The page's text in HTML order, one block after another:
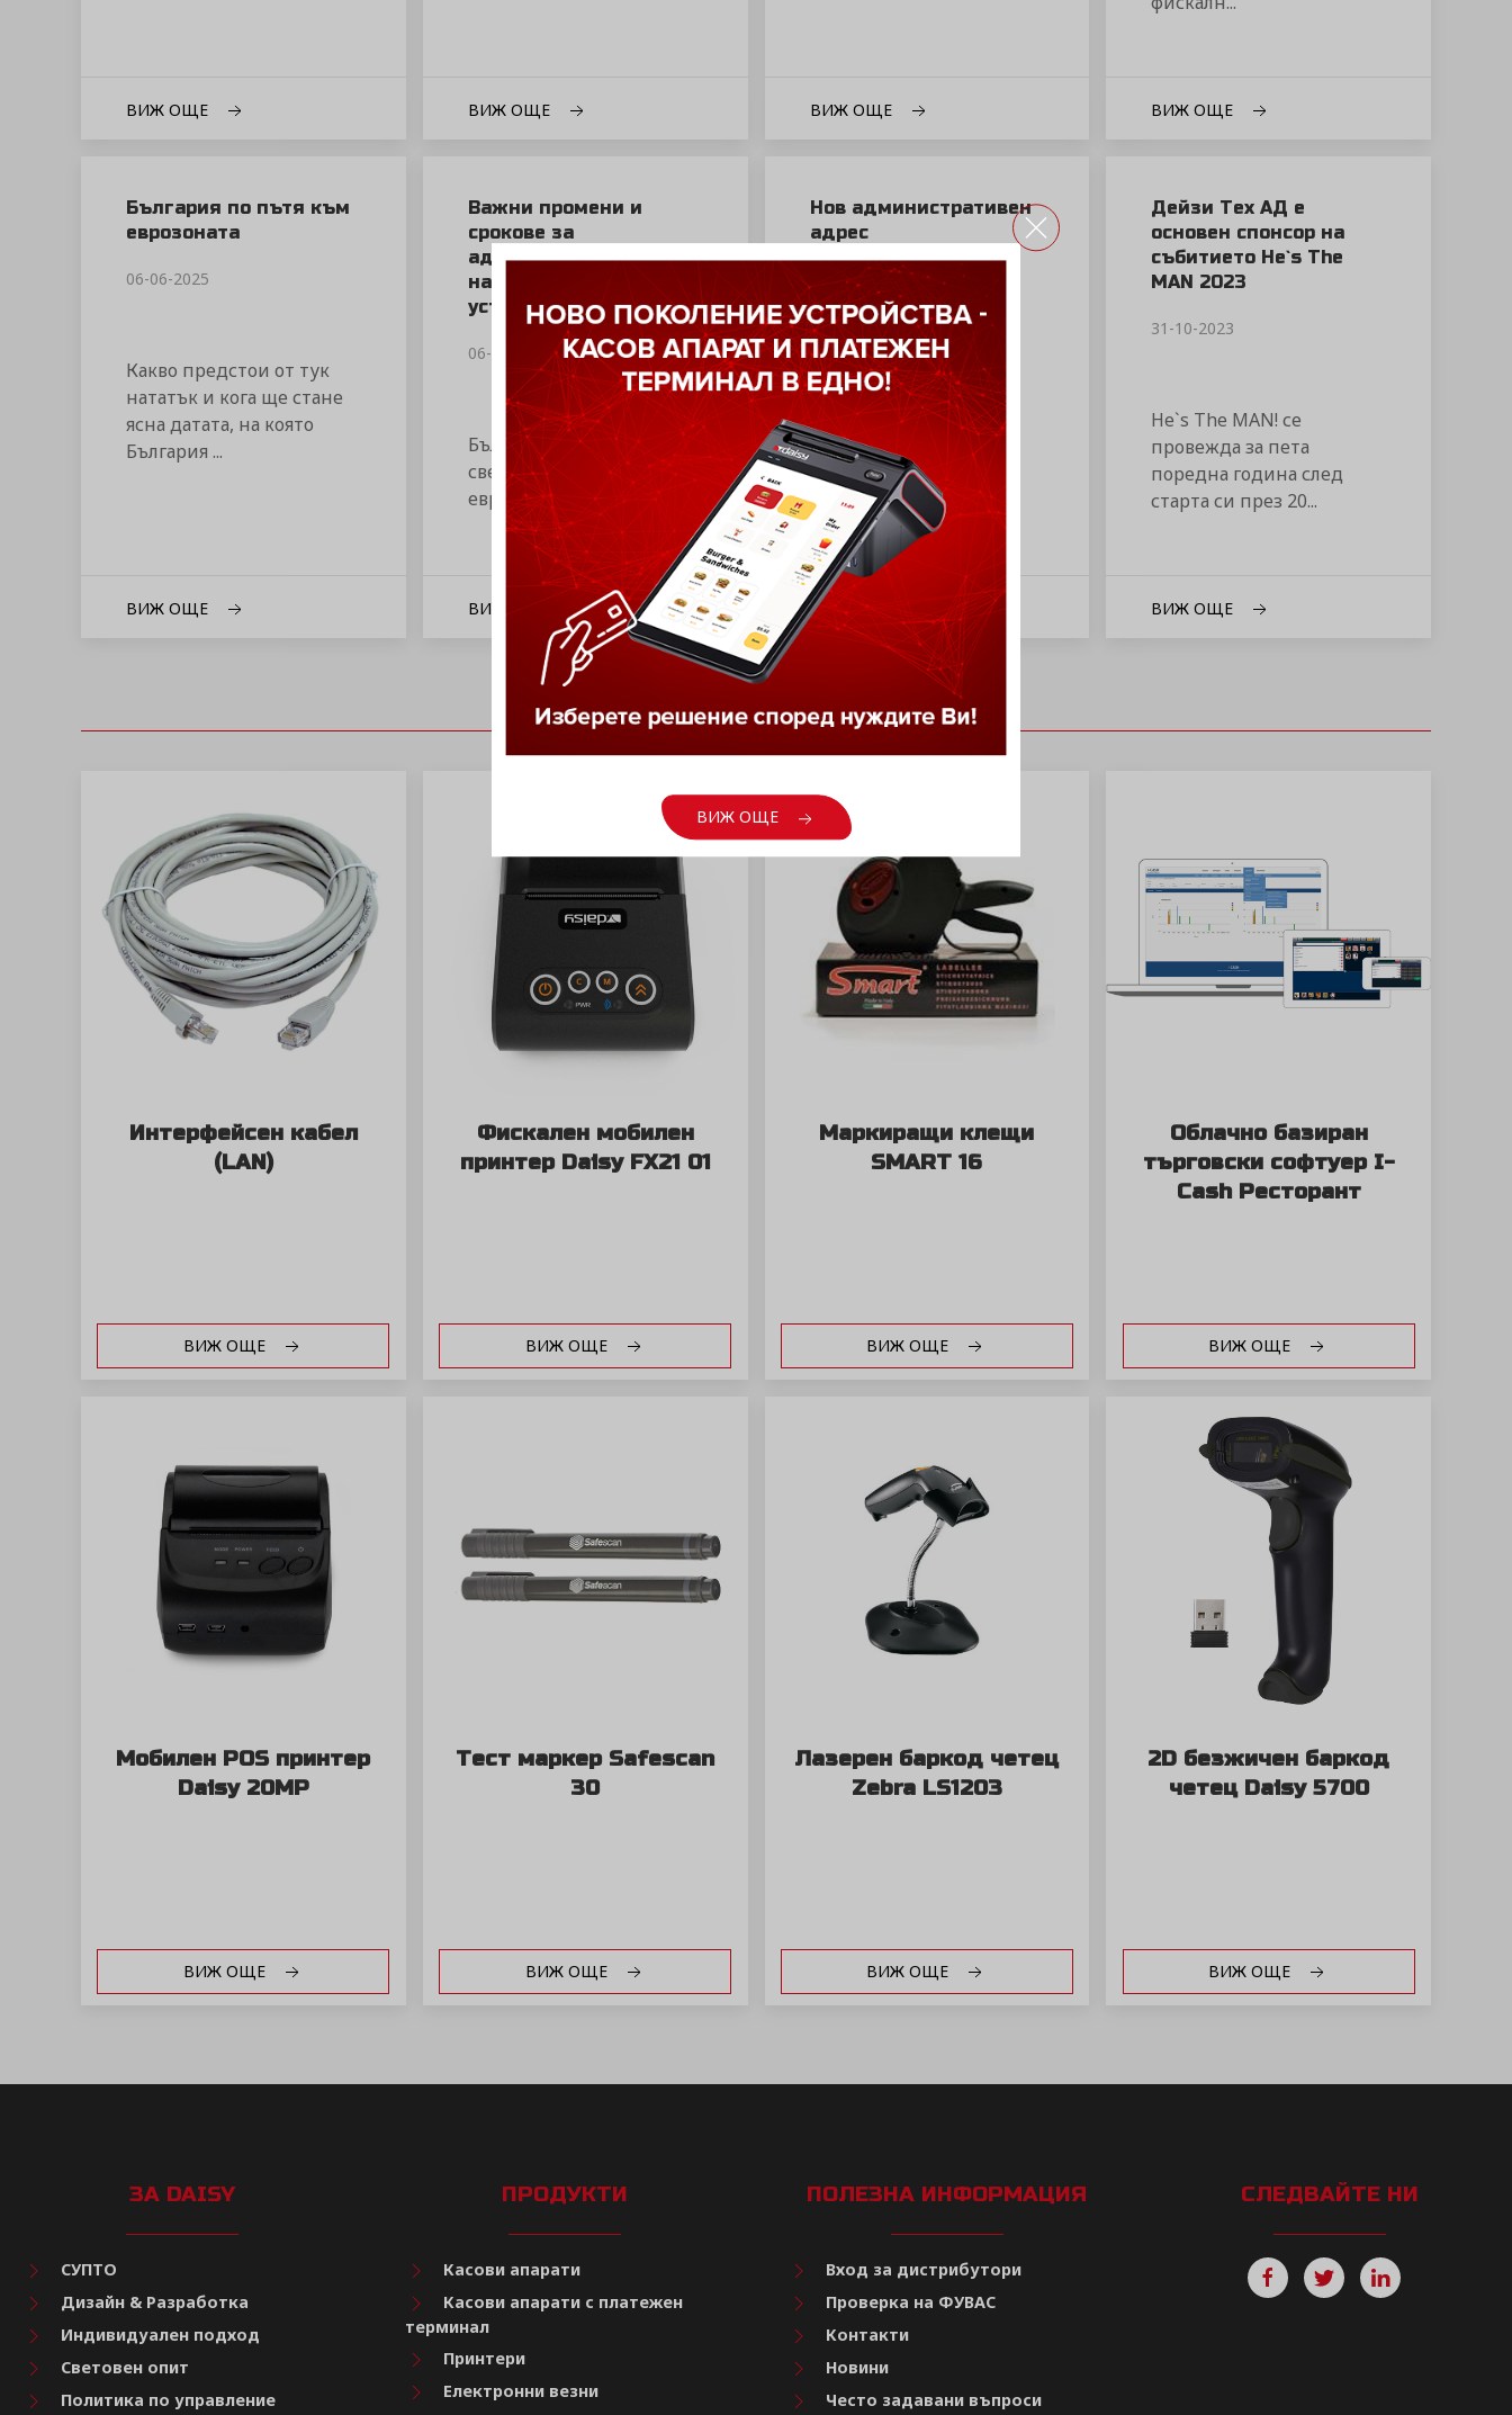
ВИЖ ОЩЕ ВИЖ ОЩЕ ВИЖ ОЩЕ ВИЖ ОЩЕ
България по пътя към
еврозоната
06-06-2025
Какво предстои от тук
нататък и кога ще стане
ясна датата, на която
България ...
ВИЖ ОЩЕ
Важни промени и
срокове за
адаптацията на
нашите фискални
устройства към Еврото
06-06-2025
България получи зелена
светлина по пътя към
еврозоната. ...
ВИЖ ОЩЕ
Нов административен
адрес
21-01-2025
До Клиентите и
партньорите ...
ВИЖ ОЩЕ
Дейзи Тех АД е
основен спонсор на
събитието He`s The
MAN 2023
31-10-2023
He`s The MAN! се
провежда за пета
поредна година след
старта си през 20...
ВИЖ ОЩЕ
ПРОДУКТИ НА ФОКУС
Интерфейсен кабел
(LAN)
ВИЖ ОЩЕ
Фискален мобилен
принтер Daisy FX21 01
ВИЖ ОЩЕ
Маркиращи клещи
SMART 16
ВИЖ ОЩЕ
Облачно базиран
търговски софтуер I-
Cash Ресторант
ВИЖ ОЩЕ
Мобилен POS принтер
Daisy 20MP
ВИЖ ОЩЕ
Тест маркер Safescan
30
ВИЖ ОЩЕ
Лазерен баркод четец
Zebra LS1203
ВИЖ ОЩЕ
2D безжичен баркод
четец Daisy 5700
ВИЖ ОЩЕ
ЗА DAISY
СУПТО
Дизайн & Разработка
Индивидуален подход
Световен опит
Политика по управление
ПРОДУКТИ
Касови апарати
Касови апарати с платежен
терминал
Принтери
Електронни везни
ПОЛЕЗНА ИНФОРМАЦИЯ
Вход за дистрибутори
Проверка на ФУВАС
Контакти
Новини
Често задавани въпроси
СЛЕДВАЙТЕ НИ
ВИЖ ОЩЕ